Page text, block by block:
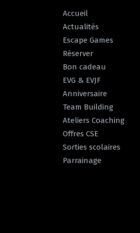
Accueil
Actualités
Escape Games
Réserver
Bon cadeau
EVG & EVJF
Anniversaire
Team Building
Ateliers Coaching
Offres CSE
Sorties scolaires
Parrainage